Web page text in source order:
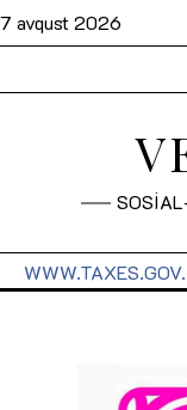
7 avqust 2026